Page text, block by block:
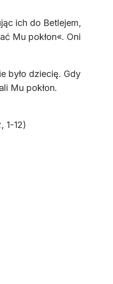
ich do Betlejem,
Mu pokłon«. Oni
było dziecię. Gdy
Mu pokłon.
1-12)